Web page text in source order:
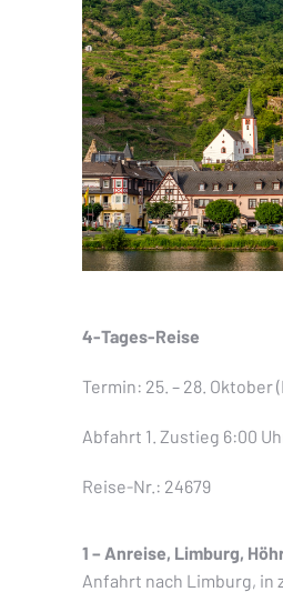
4-Tages-Reise
Termin: 25. – 28. Oktober
Abfahrt 1. Zustieg 6:00
Reise-Nr.: 24679
1 – Anreise, Limburg,
Anfahrt nach Limburg, in